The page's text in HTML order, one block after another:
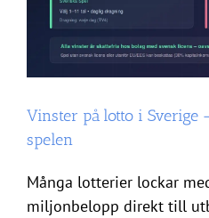
Vinster på lotto i Sverige
spelen
Många lotterier lockar
miljonbelopp direkt till